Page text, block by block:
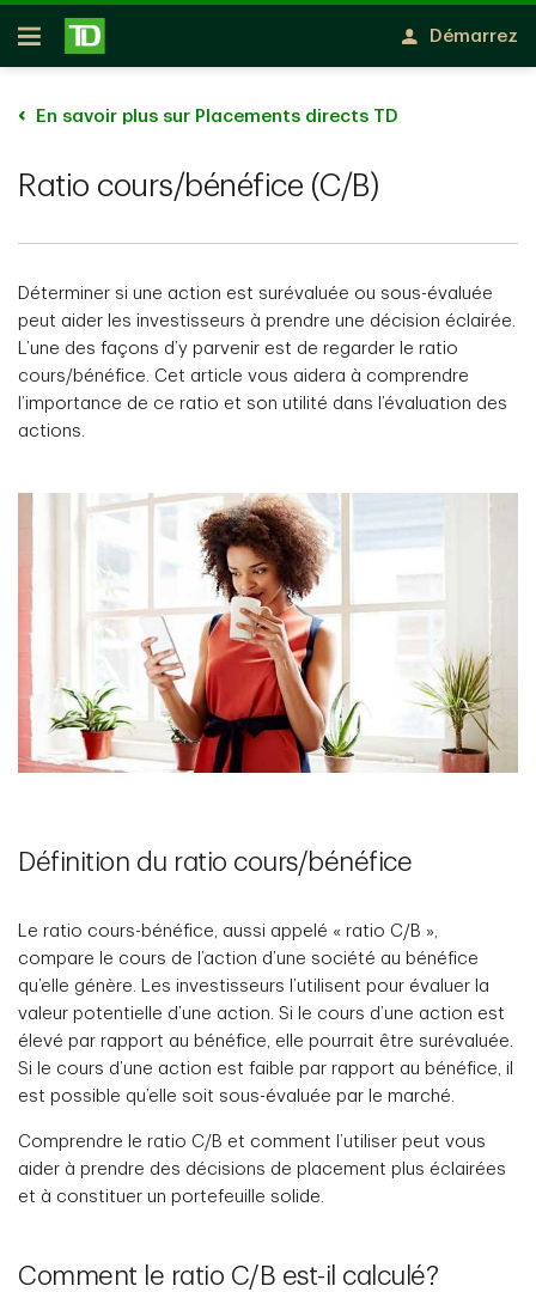
Passer au contenu principal
Ouvert
Démarrez
En savoir plus sur Placements directs TD
Ratio cours/bénéfice (C/B)
Déterminer si une action est surévaluée ou sous-évaluée
peut aider les investisseurs à prendre une décision éclairée.
L’une des façons d’y parvenir est de regarder le ratio
cours/bénéfice. Cet article vous aidera à comprendre
l’importance de ce ratio et son utilité dans l’évaluation des
actions.
Définition du ratio cours/bénéfice
Le ratio cours-bénéfice, aussi appelé « ratio C/B »,
compare le cours de l’action d’une société au bénéfice
qu’elle génère. Les investisseurs l’utilisent pour évaluer la
valeur potentielle d’une action. Si le cours d’une action est
élevé par rapport au bénéfice, elle pourrait être surévaluée.
Si le cours d’une action est faible par rapport au bénéfice, il
est possible qu’elle soit sous-évaluée par le marché.
Comprendre le ratio C/B et comment l’utiliser peut vous
aider à prendre des décisions de placement plus éclairées
et à constituer un portefeuille solide.
Comment le ratio C/B est-il calculé?